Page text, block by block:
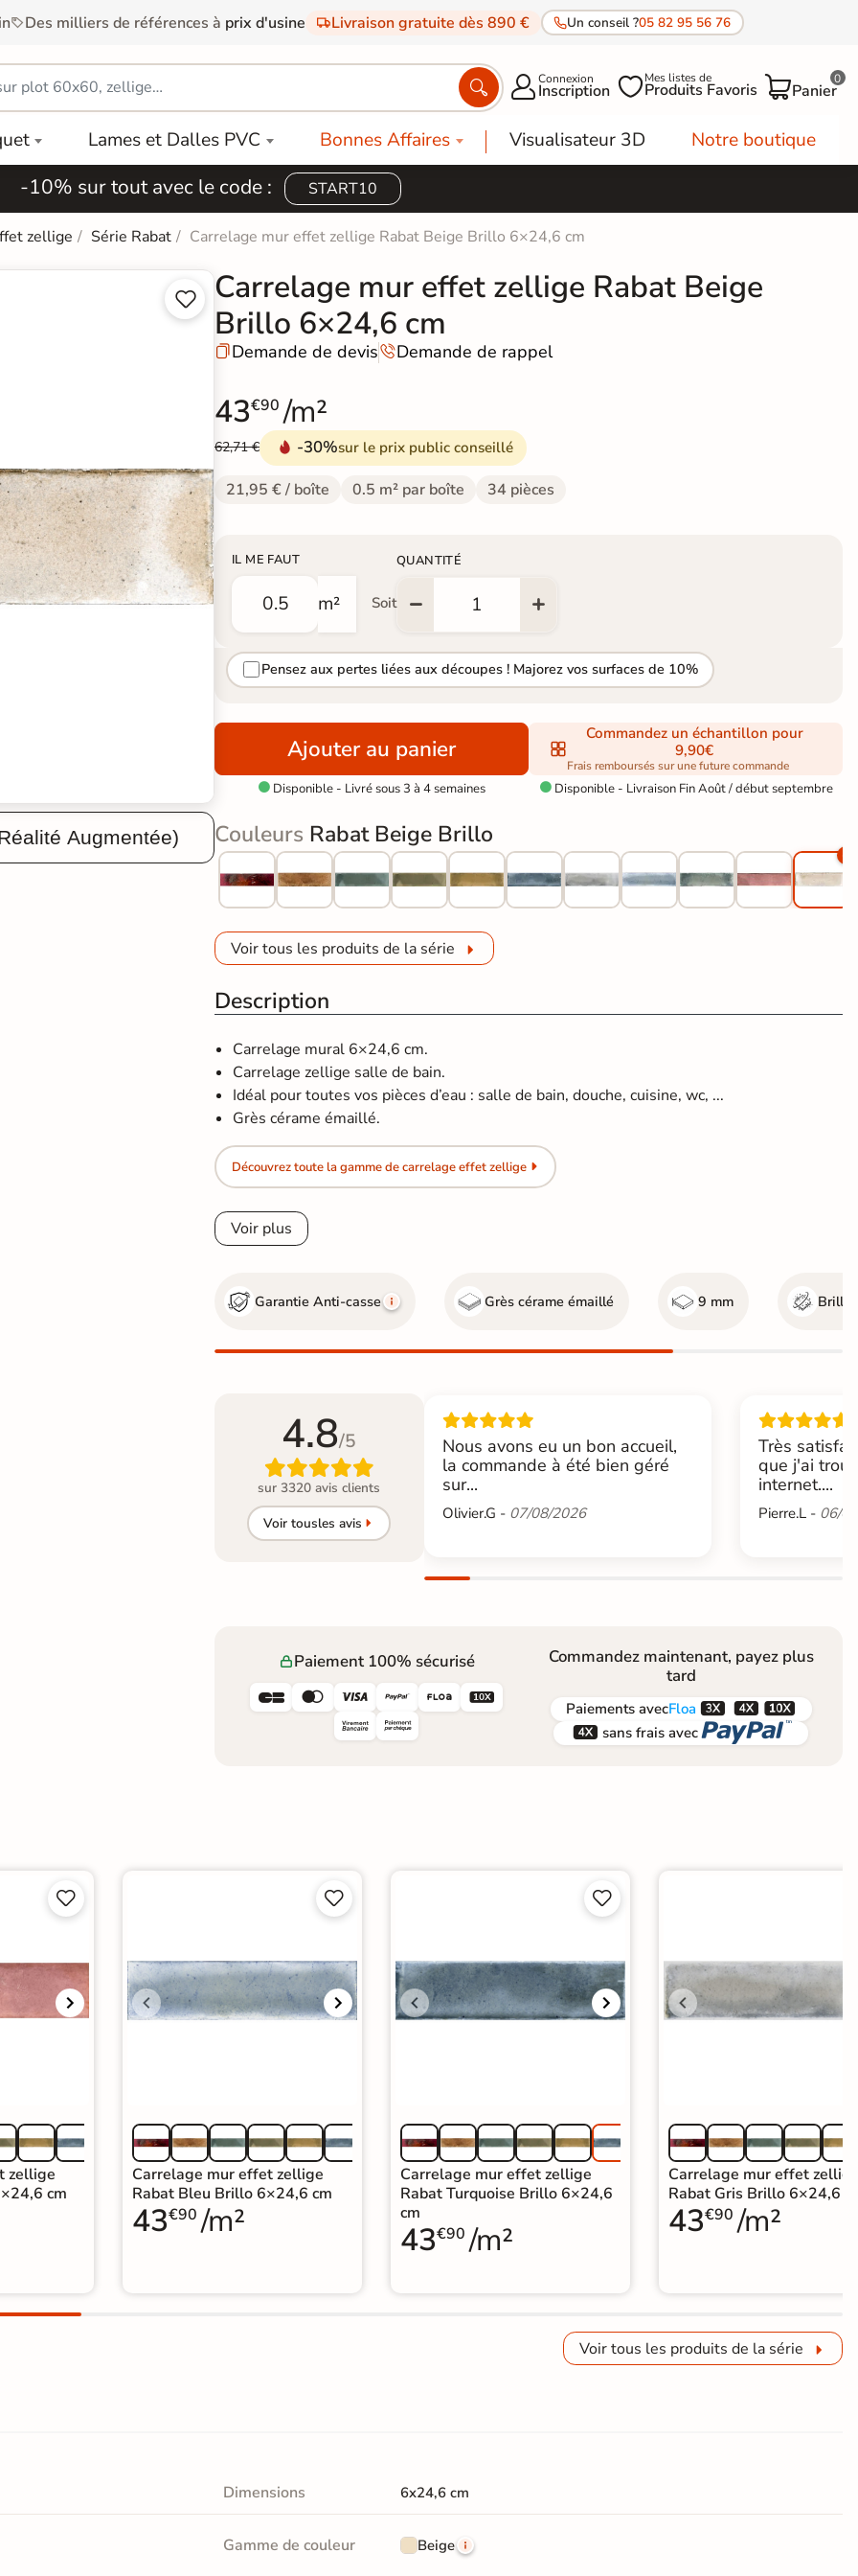
Des milliers de références à prix d'usine Livraison gratuite dès 890 € Un conseil ?05 82 95 56 76
 Connexion
Inscription Mes listes de
Produits Favoris Panier
0
Lames et Dalles PVC Bonnes Affaires Visualisateur 3D Notre boutique
-10% sur tout avec le code : START10
zellige Série Rabat Carrelage mur effet zellige Rabat Beige Brillo 6×24,6 cm


Augmentée)
Carrelage mur effet zellige Rabat Beige
Brillo 6×24,6 cm
Demande de devisDemande de rappel
43€90 /m²
62,71 € -30%sur le prix public conseillé
21,95 € / boîte 0.5 m² par boîte 34 pièces
IL ME FAUT
m² Soit
QUANTITÉ
Pensez aux pertes liées aux découpes ! Majorez vos surfaces de 10%
Ajouter au panier
 Disponible - Livré sous 3 à 4 semaines
Commandez un échantillon pour
9,90€
Frais remboursés sur une future commande
Disponible - Livraison Fin Août / début septembre
Couleurs Rabat Beige Brillo
Voir tous les produits de la série
Description
Carrelage mural 6×24,6 cm.
Carrelage zellige salle de bain.
Idéal pour toutes vos pièces d’eau : salle de bain, douche, cuisine, wc, ...
Grès cérame émaillé.
Découvrez toute la gamme de carrelage effet zellige
Voir plus
Garantie Anti-casse Grès cérame émaillé 9 mm
4.8/5

sur 3320 avis clients
Voir tousles avis
Nous avons eu un bon accueil,
la commande à été bien géré
sur...
Olivier.G - 07/08/2026
Très
que j'ai
internet....
Pierre.L - 06/
Paiement 100% sécurisé
     
Commandez maintenant, payez plus
tard
PaiementsavecFloa  
 sans frais avec 


zellige
cm


Carrelage mur effet zellige
Rabat Bleu Brillo 6×24,6 cm
43€90 /m²


Carrelage mur effet zellige
Rabat Turquoise Brillo 6×24,6
cm
43€90 /m²
Carrelage mur effet
Rabat Gris Brillo 6×24,6
43€90 /m²
Voir tous les produits de la série
Dimensions 6x24,6 cm
Gamme de couleur Beige